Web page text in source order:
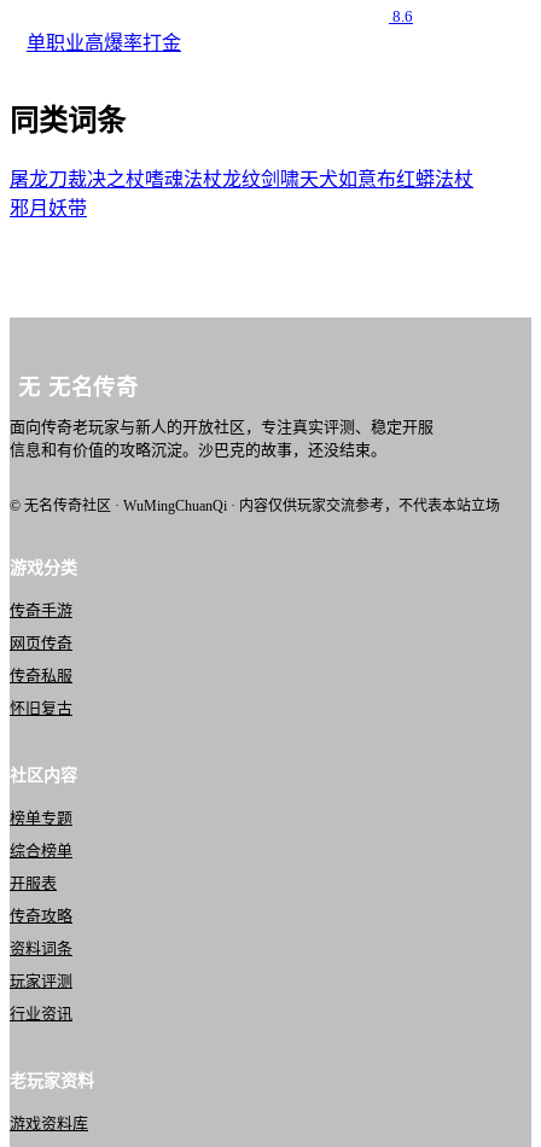
8.6
单职业高爆率打金
同类词条
屠龙刀裁决之杖嗜魂法杖龙纹剑 啸天犬如意布红蟒法杖
邪月妖带
无 无名传奇
面向传奇老玩家与新人的开放社区，专注真实评测、稳定开服
信息和有价值的攻略沉淀。沙巴克的故事，还没结束。
© 无名传奇社区 · WuMingChuanQi · 内容仅供玩家交流参考，不代表本站立场
游戏分类
传奇手游
网页传奇
传奇私服
怀旧复古
社区内容
榜单专题
综合榜单
开服表
传奇攻略
资料词条
玩家评测
行业资讯
老玩家资料
游戏资料库